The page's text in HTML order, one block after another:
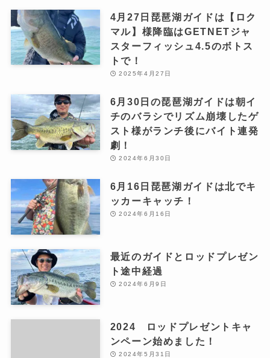
4月27日琵琶湖ガイドは【ロク
マル】様降臨はGETNETジャ
スターフィッシュ4.5のボトス
トで！
2025年4月27日
6月30日の琵琶湖ガイドは朝イ
チのバラシでリズム崩壊したゲ
スト様がランチ後にバイト連発
劇！
2024年6月30日
6月16日琵琶湖ガイドは北でキ
ッカーキャッチ！
2024年6月16日
最近のガイドとロッドプレゼン
ト途中経過
2024年6月9日
2024 ロッドプレゼントキャ
ンペーン始めました！
2024年5月31日